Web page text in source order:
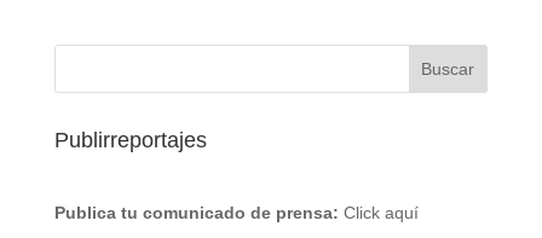
Publirreportajes
Publica tu comunicado de prensa: Click aquí